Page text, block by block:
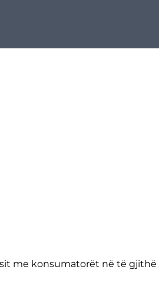
me konsumatorët në të gjithë